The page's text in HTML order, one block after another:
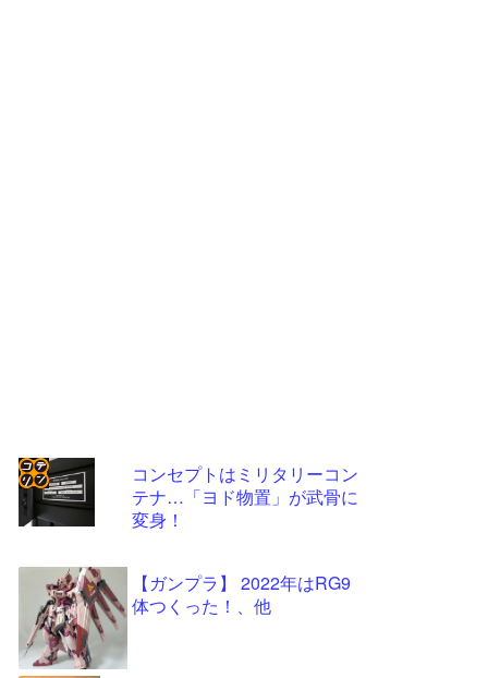
コンセプトはミリタリーコン
テナ…「ヨド物置」が武骨に
変身！
【ガンプラ】 2022年はRG9
体つくった！、他
コテ
- 固
ンク
自動